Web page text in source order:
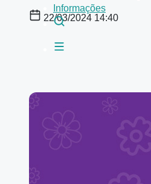
Informações
22/03/2024 14:40